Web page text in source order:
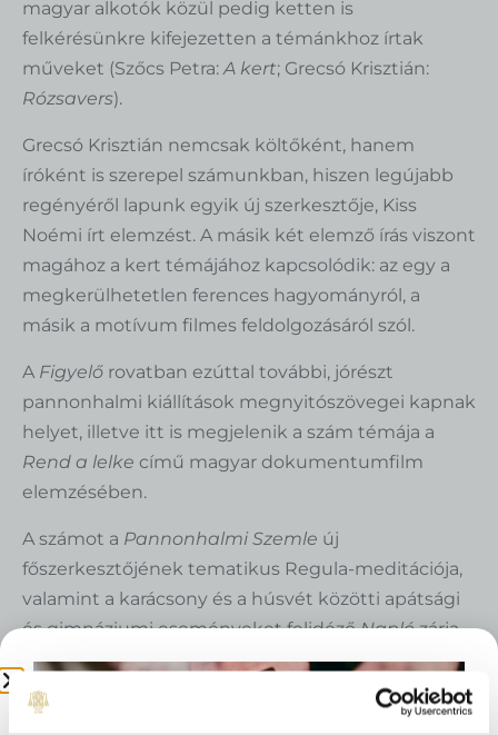
magyar alkotók közül pedig ketten is
felkérésünkre kifejezetten a témánkhoz írtak
műveket (Szőcs Petra:A kert; Grecsó Krisztián:
Rózsavers).
Grecsó Krisztián nemcsak költőként, hanem
íróként is szerepel számunkban, hiszen legújabb
regényéről lapunk egyik új szerkesztője, Kiss
Noémi írt elemzést. A másik két elemző írás viszont
magához a kert témájához kapcsolódik: az egy a
megkerülhetetlen ferences hagyományról, a
másik a motívum filmes feldolgozásáról szól.
A Figyelő rovatban ezúttal további, jórészt
pannonhalmi kiállítások megnyitószövegei kapnak
helyet, illetve itt is megjelenik a szám témája a
Rend a lelke című magyar dokumentumfilm
elemzésében.
A számot a Pannonhalmi Szemle új
főszerkesztőjének tematikus Regula-meditációja,
valamint a karácsony és a húsvét közötti apátsági
és gimnáziumi eseményeket felidézőNaplózárja.
Megrendelhető: 9090 Pannonhalma, Várkerület 1.